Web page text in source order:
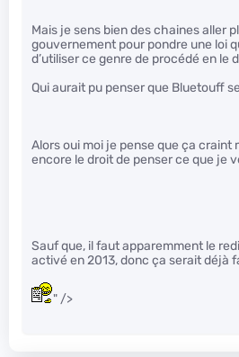
Mais je sens bien des chaines aller
gouvernement pour pondre une loi
d’utiliser ce genre de procédé en le
Qui aurait pu penser que Bluetouff
Alors oui moi je pense que ça craint
encore le droit de penser ce que je
Sauf que, il faut apparemment le
activé en 2013, donc ça serait déjà
" />